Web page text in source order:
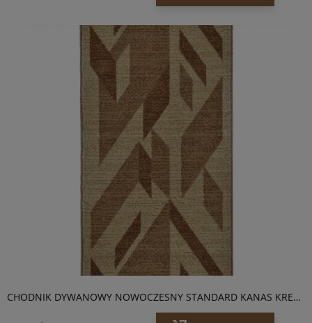
CHODNIK DYWANOWY NOWOCZESNY STANDARD KANAS KREM